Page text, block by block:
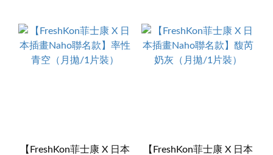
【FreshKon菲士康 X 日本
【FreshKon菲士康 X 日本